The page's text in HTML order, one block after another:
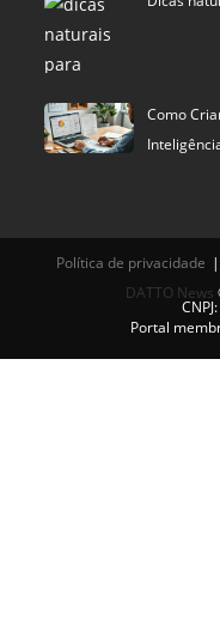
Como
Política de privacidade
DATTO News
Portal